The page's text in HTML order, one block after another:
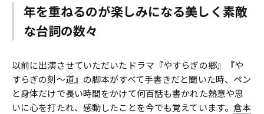
年を重ねるのが楽しみになる美しく素敵
な台詞の数々
以前に出演させていただいたドラマ『やすらぎの郷』『や
すらぎの刻〜道』の脚本がすべて手書きだと聞いた時、ペン
と身体だけで長い時間をかけて何百話も書かれた熱意や思
いに心を打たれ、感動したことを今でも覚えています。 倉本